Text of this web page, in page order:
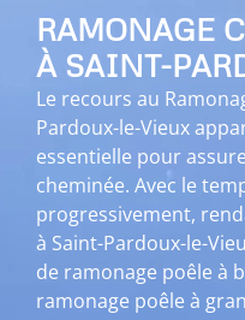
RAMONAGE
À SAINT-
Le recours au
Pardoux-le-Vieux
essentielle pour
cheminée. Avec le
progressivement,
à Saint-Pardoux-le-
de ramonage poêle à
ramonage poêle à